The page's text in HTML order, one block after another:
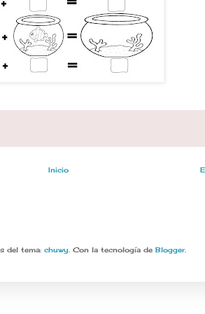
Inicio
del tema: chuwy . Con la tecnología de Blogger.